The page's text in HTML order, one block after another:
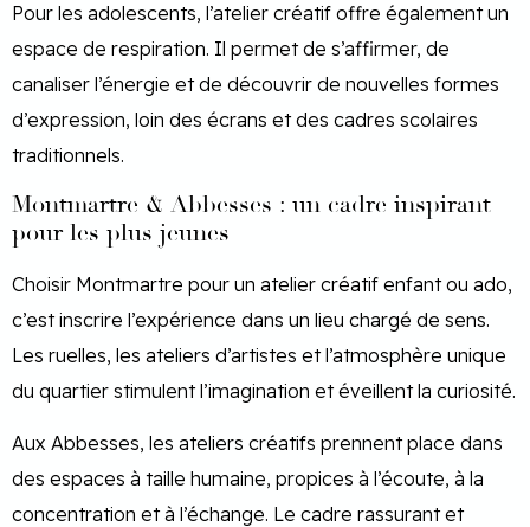
Pour les adolescents, l’atelier créatif offre également un
espace de respiration. Il permet de s’affirmer, de
canaliser l’énergie et de découvrir de nouvelles formes
d’expression, loin des écrans et des cadres scolaires
traditionnels.
Montmartre & Abbesses : un cadre inspirant
pour les plus jeunes
Choisir Montmartre pour un atelier créatif enfant ou ado,
c’est inscrire l’expérience dans un lieu chargé de sens.
Les ruelles, les ateliers d’artistes et l’atmosphère unique
du quartier stimulent l’imagination et éveillent la curiosité.
Aux Abbesses, les ateliers créatifs prennent place dans
des espaces à taille humaine, propices à l’écoute, à la
concentration et à l’échange. Le cadre rassurant et